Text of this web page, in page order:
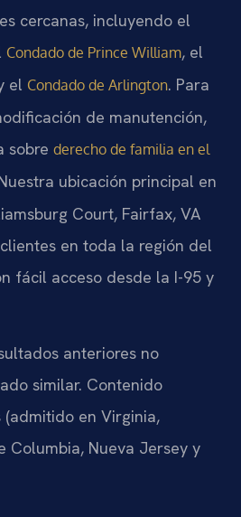
cercanas, incluyendo el
Condado de Prince William, el
el Condado de Arlington. Para
de manutención,
sobre derecho de familia en el
ubicación principal en
Court, Fairfax, VA
en toda la región del
fácil acceso desde la I-95 y
anteriores no
similar. Contenido
(admitido en Virginia,
Columbia, Nueva Jersey y